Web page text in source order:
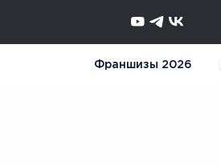
Франшизы 2026